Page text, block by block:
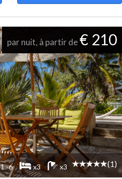
par nuit, à partir de€ 210
1 -6 x3 x3 (1)